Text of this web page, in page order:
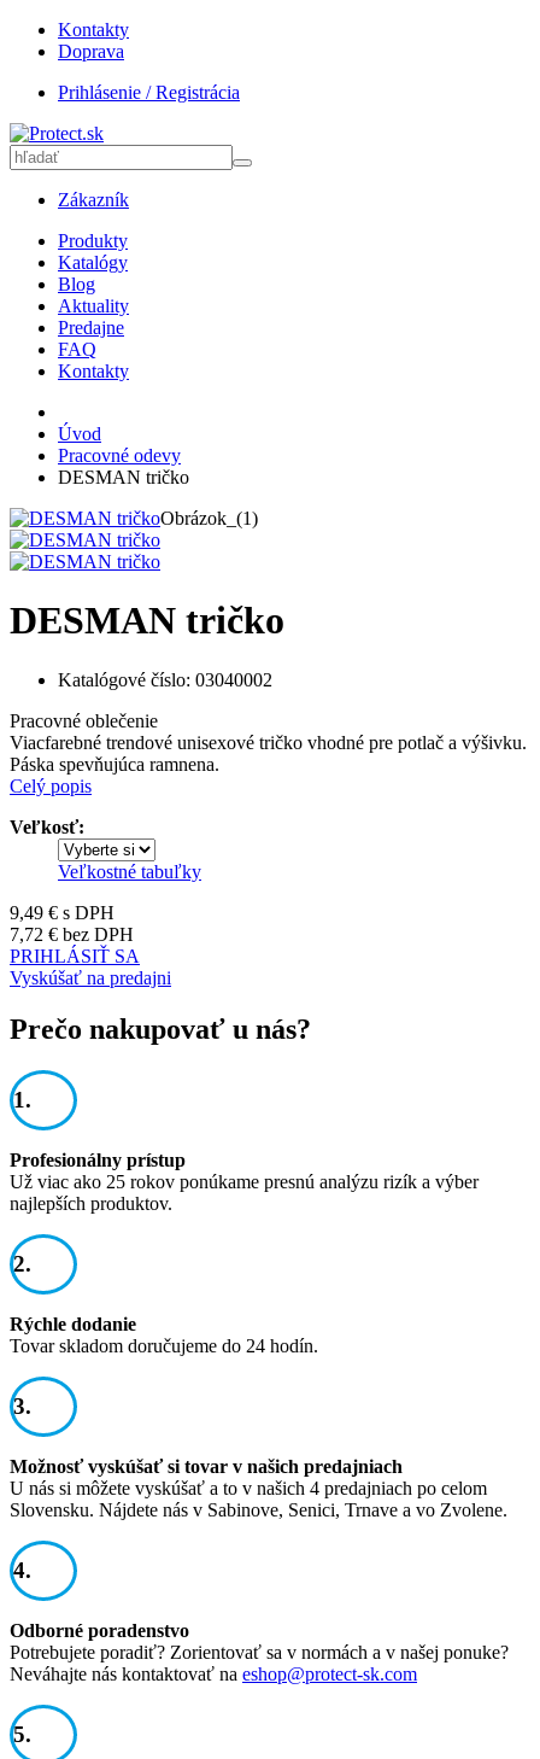
Kontakty
Doprava
Prihlásenie / Registrácia
Zákazník
Produkty
Katalógy
Blog
Aktuality
Predajne
FAQ
Kontakty
Úvod
Pracovné odevy
DESMAN tričko
Obrázok_(1)
DESMAN tričko
Katalógové číslo: 03040002
Pracovné oblečenie
Viacfarebné trendové unisexové tričko vhodné pre potlač a výšivku.
Páska spevňujúca ramnena.
Celý popis
Veľkosť:
Veľkostné tabuľky
9,49 € s DPH
7,72 € bez DPH
PRIHLÁSIŤ SA
Vyskúšať na predajni
Prečo nakupovať u nás?
1.
Profesionálny prístup
Už viac ako 25 rokov ponúkame presnú analýzu rizík a výber
najlepších produktov.
2.
Rýchle dodanie
Tovar skladom doručujeme do 24 hodín.
3.
Možnosť vyskúšať si tovar v našich predajniach
U nás si môžete vyskúšať a to v našich 4 predajniach po celom
Slovensku. Nájdete nás v Sabinove, Senici, Trnave a vo Zvolene.
4.
Odborné poradenstvo
Potrebujete poradiť? Zorientovať sa v normách a v našej ponuke?
Neváhajte nás kontaktovať na eshop@protect-sk.com
5.